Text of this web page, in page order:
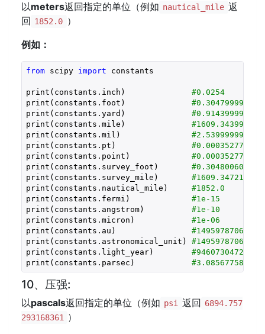
以meters返回指定的单位（例如 nautical_mile 返
回 1852.0 ）
例如：
from scipy import constants
print(constants.inch) #0.0254
print(constants.foot)
print(constants.yard)
print(constants.mile)
print(constants.mil)
print(constants.pt)
print(constants.point)
print(constants.survey_foot)
print(constants.survey_mile)
print(constants.nautical_mile) #1852.0
print(constants.fermi) #1e-15
print(constants.angstrom) #1e-10
print(constants.micron) #1e-06
print(constants.au) #149597870691.0
print(constants.astronomical_unit) #149597870691.0
print(constants.light_year)
print(constants.parsec)
10、压强:
以pascals返回指定的单位（例如 psi 返回 6894.757
293168361
）